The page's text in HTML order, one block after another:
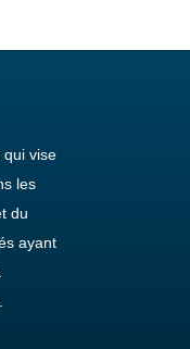
qui vise
les
du
ayant